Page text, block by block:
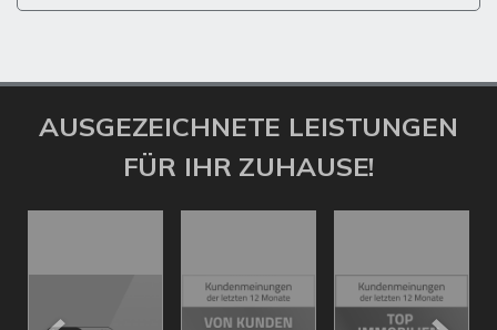
AUSGEZEICHNETE LEISTUNGEN
FÜR IHR ZUHAUSE!